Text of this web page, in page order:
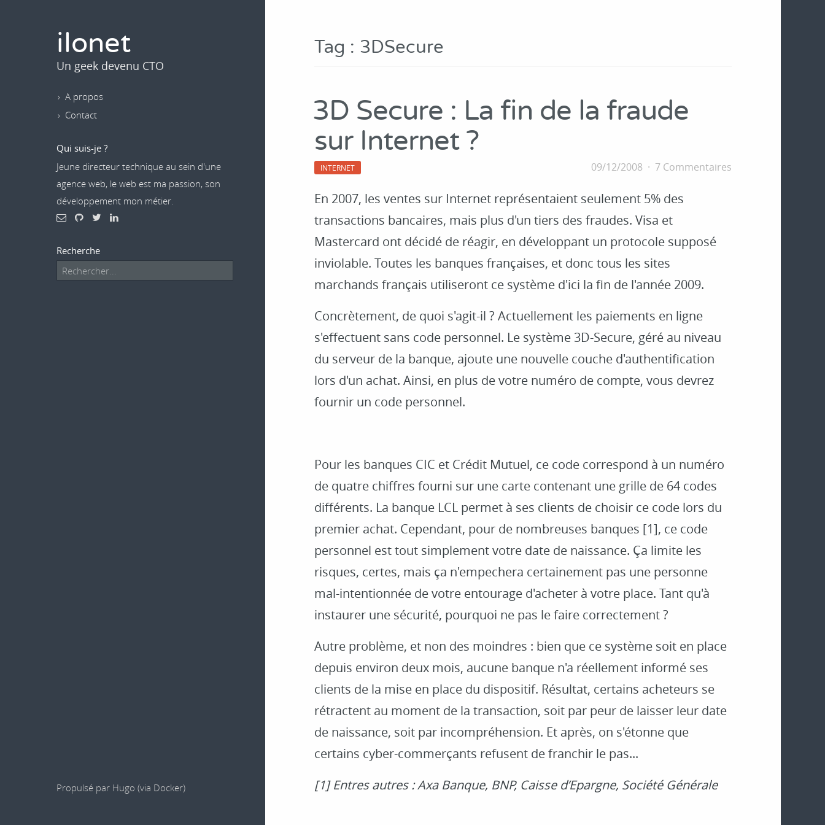
Tag : 3DSecure
3D Secure : La fin de la fraude
sur Internet ?
INTERNET 09/12/2008 7 Commentaires
En 2007, les ventes sur Internet représentaient seulement 5% des
transactions bancaires, mais plus d'un tiers des fraudes. Visa et
Mastercard ont décidé de réagir, en développant un protocole supposé
inviolable. Toutes les banques françaises, et donc tous les sites
marchands français utiliseront ce système d'ici la fin de l'année 2009.
Concrètement, de quoi s'agit-il ? Actuellement les paiements en ligne
s'effectuent sans code personnel. Le système 3D-Secure, géré au niveau
du serveur de la banque, ajoute une nouvelle couche d'authentification
lors d'un achat. Ainsi, en plus de votre numéro de compte, vous devrez
fournir un code personnel.
Pour les banques CIC et Crédit Mutuel, ce code correspond à un numéro
de quatre chiffres fourni sur une carte contenant une grille de 64 codes
différents. La banque LCL permet à ses clients de choisir ce code lors du
premier achat. Cependant, pour de nombreuses banques [1], ce code
personnel est tout simplement votre date de naissance. Ça limite les
risques, certes, mais ça n'empechera certainement pas une personne
mal-intentionnée de votre entourage d'acheter à votre place. Tant qu'à
instaurer une sécurité, pourquoi ne pas le faire correctement ?
Autre problème, et non des moindres : bien que ce système soit en place
depuis environ deux mois, aucune banque n'a réellement informé ses
clients de la mise en place du dispositif. Résultat, certains acheteurs se
rétractent au moment de la transaction, soit par peur de laisser leur date
de naissance, soit par incompréhension. Et après, on s'étonne que
certains cyber-commerçants refusent de franchir le pas...
[1] Entres autres : Axa Banque, BNP, Caisse d’Epargne, Société Générale
ilonet
Un geek devenu CTO
A propos
Contact
Qui suis-je ?
Jeune directeur technique au sein d'une
agence web, le web est ma passion, son
développement mon métier.
Recherche
Propulsé par Hugo (via Docker)